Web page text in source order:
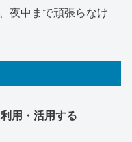
夜中まで頑張らなけ
用・活用する